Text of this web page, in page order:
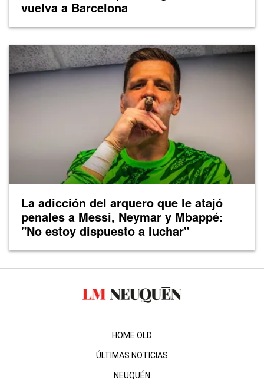
vuelva a Barcelona
La adicción del arquero que le atajó
penales a Messi, Neymar y Mbappé:
"No estoy dispuesto a luchar"
HOME OLD
ÚLTIMAS NOTICIAS
NEUQUÉN